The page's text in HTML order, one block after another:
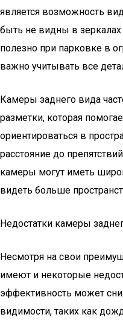
является возможность
быть не видны в
полезно при парковке в
важно учитывать все
Камеры заднего вида
разметки, которая
ориентироваться в
расстояние до
камеры могут иметь
видеть больше
Недостатки камеры
Несмотря на свои
имеют и некоторые
эффективность может
видимости, таких как